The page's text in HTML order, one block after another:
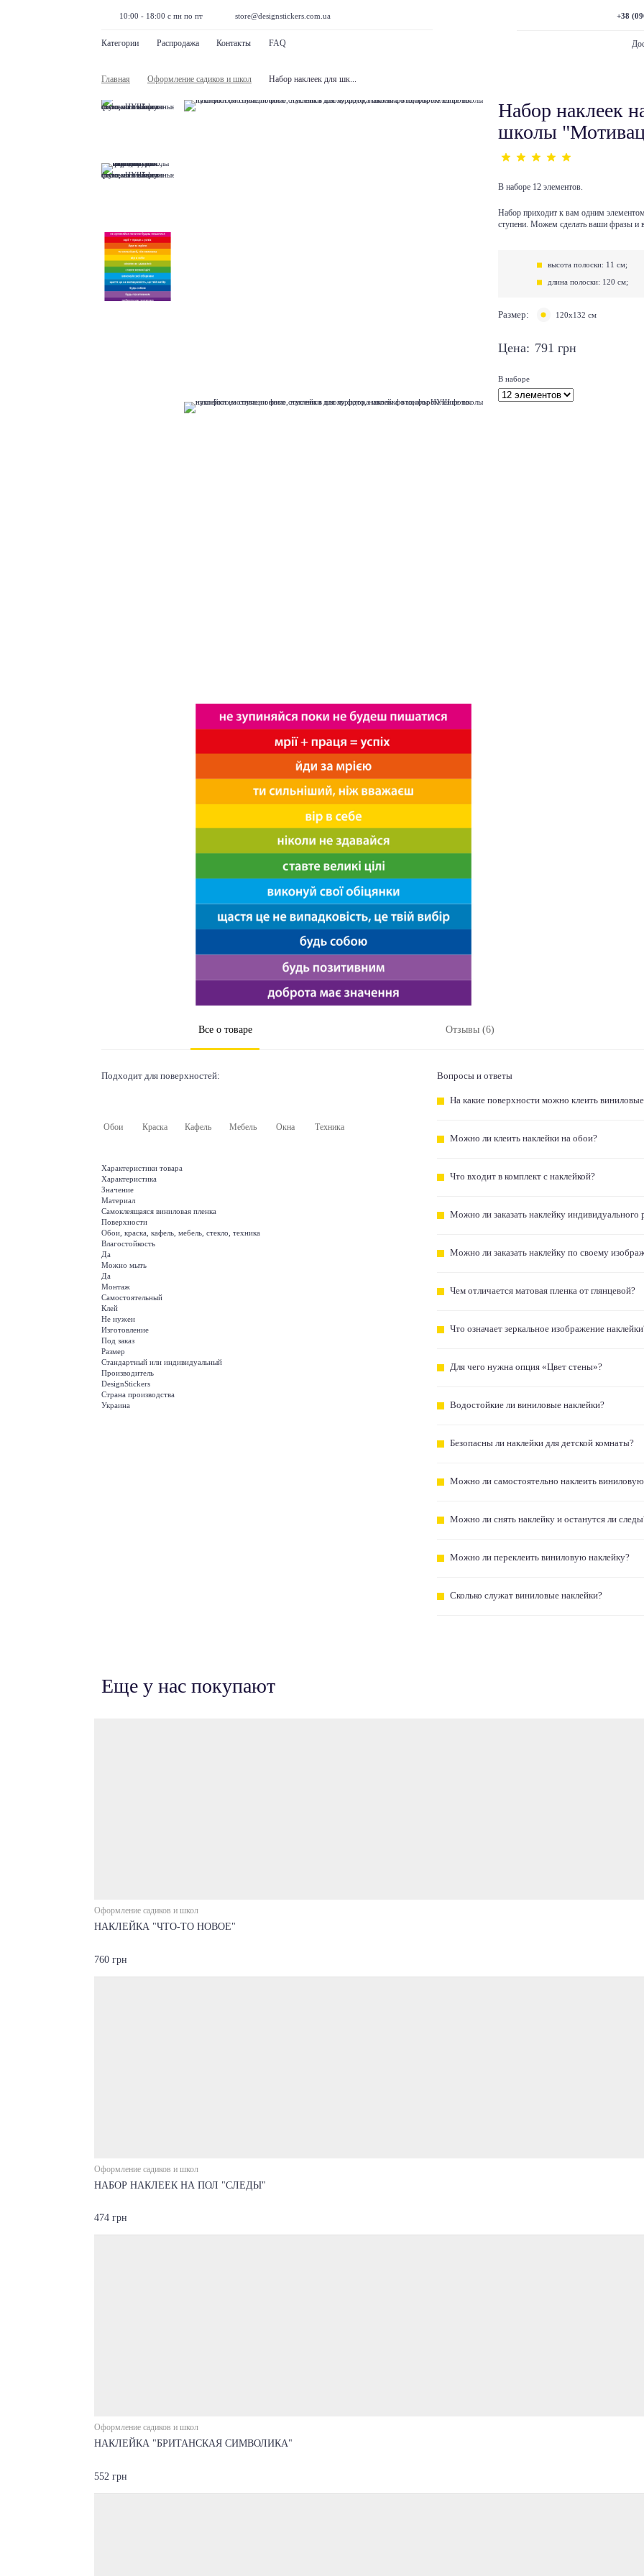
10:00 - 18:00 с пн по пт store@designstickers.com.ua
Категории Распродажа Контакты FAQ
+38
Главная Оформление садиков и школ Набор наклеек для шк...
Набор наклеек
школы
В наборе 12 элементов.
Набор приходит к вам одним
ступени. Можем сделать ваши фразы и
высота полоски: 11 см;
длина полоски: 120 см;
Размер: 120x132 см
Цена: 791 грн
В наборе
Все о товаре Отзывы (6)
Подходит для поверхностей:
Обои Краска Кафель Мебель Окна Техника
Характеристики товара
Характеристика
Значение
Материал
Самоклеящаяся виниловая пленка
Поверхности
Обои, краска, кафель, мебель, стекло, техника
Влагостойкость
Да
Можно мыть
Да
Монтаж
Самостоятельный
Клей
Не нужен
Изготовление
Под заказ
Размер
Стандартный или индивидуальный
Производитель
DesignStickers
Страна производства
Украина
Вопросы и ответы
На какие поверхности можно клеить
Можно ли клеить наклейки на обои?
Что входит в комплект с наклейкой?
Можно ли заказать наклейку индивидуального
Можно ли заказать наклейку по своему
Чем отличается матовая пленка от глянцевой?
Что означает зеркальное изображение
Для чего нужна опция «Цвет стены»?
Водостойкие ли виниловые наклейки?
Безопасны ли наклейки для детской комнаты?
Можно ли самостоятельно наклеить виниловую
Можно ли снять наклейку и останутся ли
Можно ли переклеить виниловую наклейку?
Сколько служат виниловые наклейки?
Еще у нас покупают
Оформление садиков и школ
НАКЛЕЙКА "ЧТО-ТО НОВОЕ"
760 грн
Оформление садиков и школ
НАБОР НАКЛЕЕК НА ПОЛ "СЛЕДЫ"
474 грн
Оформление садиков и школ
НАКЛЕЙКА "БРИТАНСКАЯ СИМВОЛИКА"
552 грн